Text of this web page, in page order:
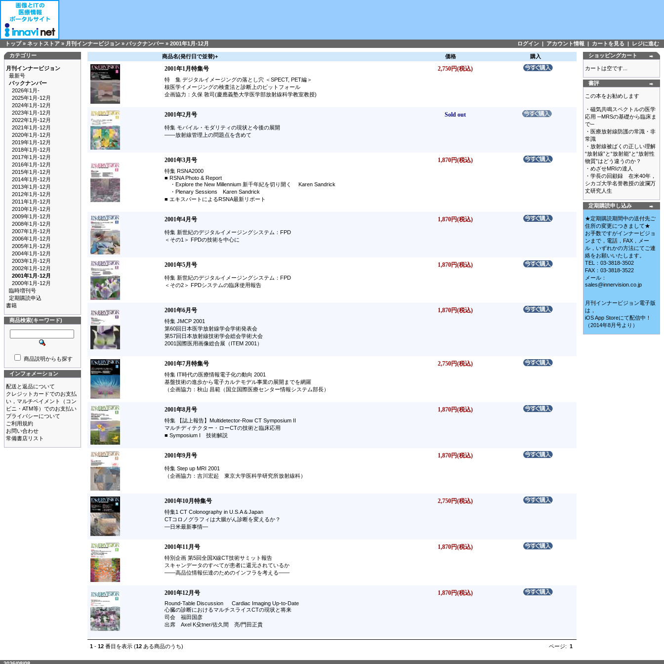
トップ» ネットストア » 月刊インナービジョン » バックナンバー » 2001年1月-12月 ログイン | アカウント情報 | カートを見る | レジに進む
カテゴリー
月刊インナービジョン
最新号
バックナンバー
2026年1月-
2025年1月-12月
2024年1月-12月
2023年1月-12月
2022年1月-12月
2021年1月-12月
2020年1月-12月
2019年1月-12月
2018年1月-12月
2017年1月-12月
2016年1月-12月
2015年1月-12月
2014年1月-12月
2013年1月-12月
2012年1月-12月
2011年1月-12月
2010年1月-12月
2009年1月-12月
2008年1月-12月
2007年1月-12月
2006年1月-12月
2005年1月-12月
2004年1月-12月
2003年1月-12月
2002年1月-12月
2001年1月-12月
2000年1月-12月
臨時増刊号
定期購読申込
書籍
商品検索(キーワード)
商品説明からも探す
インフォメーション
配送と返品について
クレジットカードでのお支払
い，マルチペイメント（コン
ビニ・ATM等）でのお支払い
プライバシーについて
ご利用規約
お問い合わせ
常備書店リスト
商品名(発行日で並替)+ 価格 購入
2001年1月特集号 2,750円(税込)
特 集 デジタルイメージングの落とし穴 ＜SPECT, PET編＞
核医学イメージングの検査法と診断上のピットフォール
企画協力：久保 敦司(慶應義塾大学医学部放射線科学教室教授)
2001年2月号 Sold out
特集 モバイル・モダリティの現状と今後の展開
――放射線管理上の問題点を含めて
2001年3月号 1,870円(税込)
特集 RSNA2000
■ RSNA Photo & Report
・Explore the New Millennium 新千年紀を切り開く Karen Sandrick
・Plenary Sessions Karen Sandrick
■ エキスパートによるRSNA最新リポート
2001年4月号 1,870円(税込)
特集 新世紀のデジタルイメージングシステム：FPD
＜その1＞ FPDの技術を中心に
2001年5月号 1,870円(税込)
特集 新世紀のデジタルイメージングシステム：FPD
＜その2＞ FPDシステムの臨床使用報告
2001年6月号 1,870円(税込)
特集 JMCP 2001
第60回日本医学放射線学会学術発表会
第57回日本放射線技術学会総会学術大会
2001国際医用画像総合展（ITEM 2001）
2001年7月特集号 2,750円(税込)
特集 IT時代の医療情報電子化の動向 2001
基盤技術の進歩から電子カルテモデル事業の展開までを網羅
（企画協力：秋山 昌範（国立国際医療センター情報システム部長）
2001年8月号 1,870円(税込)
特集 【誌上報告】Multidetector-Row CT Symposium II
マルチディテクター・ローCTの技術と臨床応用
■ Symposium I 技術解説
2001年9月号 1,870円(税込)
特集 Step up MRI 2001
（企画協力：吉川宏起 東京大学医科学研究所放射線科）
2001年10月特集号 2,750円(税込)
特集1 CT Colonography in U.S.A＆Japan
CTコロノグラフィは大腸がん診断を変えるか？
―日米最新事情―
2001年11月号 1,870円(税込)
特別企画 第5回全国X線CT技術サミット報告
スキャンデータのすべてが患者に還元されているか
――高品位情報伝達のためのインフラを考える――
2001年12月号 1,870円(税込)
Round-Table Discussion Cardiac Imaging Up-to-Date
心臓の診断におけるマルチスライスCTの現状と将来
司会 福田国彦
出席 Axel K殳tner/佐久間 亮/門田正貴
1 - 12 番目を表示 (12 ある商品のうち) ページ: 1
ショッピングカート
カートは空です...
書評
この本をお勧めします
・磁気共鳴スペクトルの医学
応用 ─MRSの基礎から臨床ま
で─
・医療放射線防護の常識・非
常識
・放射線被ばくの正しい理解
“放射線”と“放射能”と“放射性
物質”はどう違うのか？
・めざせMRIの達人
・学長の回顧録 在米40年，
シカゴ大学名誉教授の波瀾万
丈研究人生
定期購読申し込み
★定期購読期間中の送付先ご
住所の変更につきまして★
お手数ですがインナービジョ
ンまで，電話，FAX，メー
ル，いずれかの方法にてご連
絡をお願いいたします。
TEL：03-3818-3502
FAX：03-3818-3522
メール：
sales@innervision.co.jp
月刊インナービジョン電子版
は，
iOS App Storeにて配信中！
（2014年8月号より）